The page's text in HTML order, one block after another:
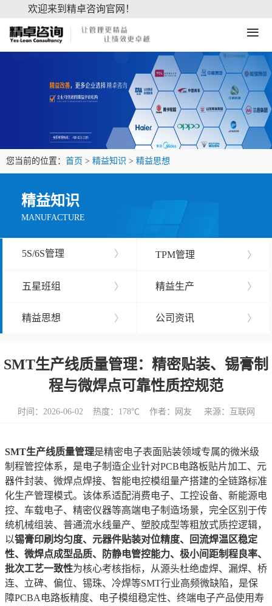
欢迎来到精卓咨询官网！
≡
您当前的位置： 首页 > 精益知识 > 精益思想
精益知识
MANUFACTURE
5S/6S管理 〉 TPM管理 〉
五星班组 〉 精益生产 〉
精益思想 〉 公司资讯 〉
SMT生产线质量管理：精密贴装、锡膏制
程与微焊点可靠性质控规范
时间：2026-06-02 热度： 178℃ 作者：网友 来源：互联网
SMT生产线质量管理是精密电子表面贴装领域专属的微米级
制程管控体系，是电子制造企业针对PCB电路板贴片加工、元
器件封装、微焊点焊接、智能电控模组量产搭建的全链路标准
化生产管理模式。该体系适配消费电子、工控设备、新能源电
控、车载电子、精密仪器等高端电子制造场景，完全区别于传
统机械组装、普通流水线量产、塑胶成型等粗放式质控逻辑，
以锡膏印刷均匀度、元器件贴装对位精度、回流焊温区稳定
性、微焊点成型品质、防静电管控能力、极小间距制程良率、
批次工艺一致性为核心考核指标，从源头杜绝虚焊、漏焊、桥
连、立碑、偏位、锡珠、冷焊等SMT行业高频微缺陷，是保
障PCBA电路板精度、电子模组稳定性、终端电子产品使用寿